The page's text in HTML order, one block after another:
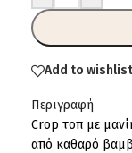
Add to wishlist
Περιγραφή
Crop τοπ με
από καθαρό